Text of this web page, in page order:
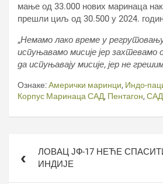
мање од 33.000 нових маринаца
прешли циљ од 30.500 у 2024.
„Немамо лако време у
испуњавамо мисије јер захтевамо
да испуњавају мисије, јер не
Ознаке:Амерички маринци, Индо-
Корпус Маринаца САД, Пентагон, САД
чланкаЛОВАЦ ЈФ-17 НЕЋЕ
ИНДИЈЕ